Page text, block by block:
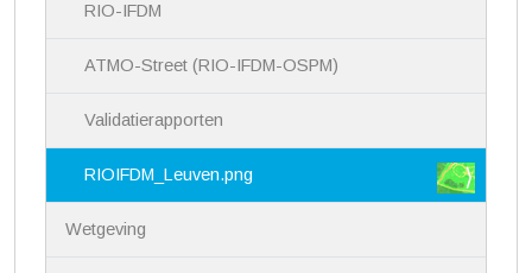
RIO-IFDM
ATMO-Street (RIO-IFDM-OSPM)
Validatierapporten
RIOIFDM_Leuven.png
Wetgeving